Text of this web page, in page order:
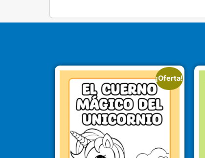
¡Oferta!